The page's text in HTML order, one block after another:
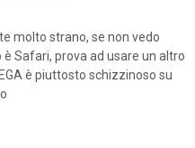
molto strano, se non vedo
è Safari, prova ad usare un altro
è piuttosto schizzinoso su